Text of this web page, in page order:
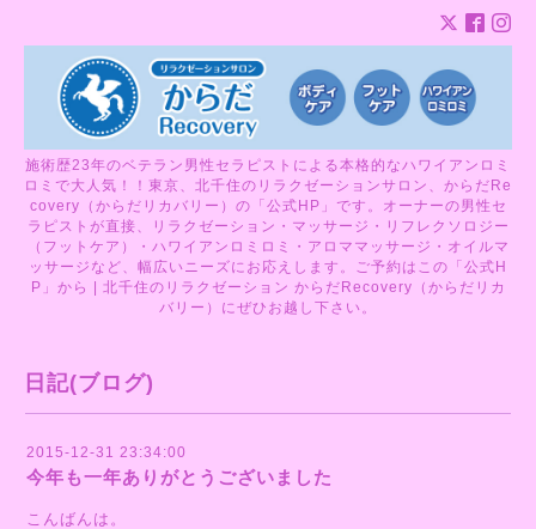
施術歴23年のベテラン男性セラピストによる本格的なハワイアンロミ
ロミで大人気！！東京、北千住のリラクゼーションサロン、からだRe
covery（からだリカバリー）の「公式HP」です。オーナーの男性セ
ラピストが直接、リラクゼーション・マッサージ・リフレクソロジー
（フットケア）・ハワイアンロミロミ・アロママッサージ・オイルマ
ッサージなど、幅広いニーズにお応えします。ご予約はこの「公式H
P」から | 北千住のリラクゼーション からだRecovery（からだリカ
バリー）にぜひお越し下さい。
日記(ブログ)
2015-12-31 23:34:00
今年も一年ありがとうございました
こんばんは。